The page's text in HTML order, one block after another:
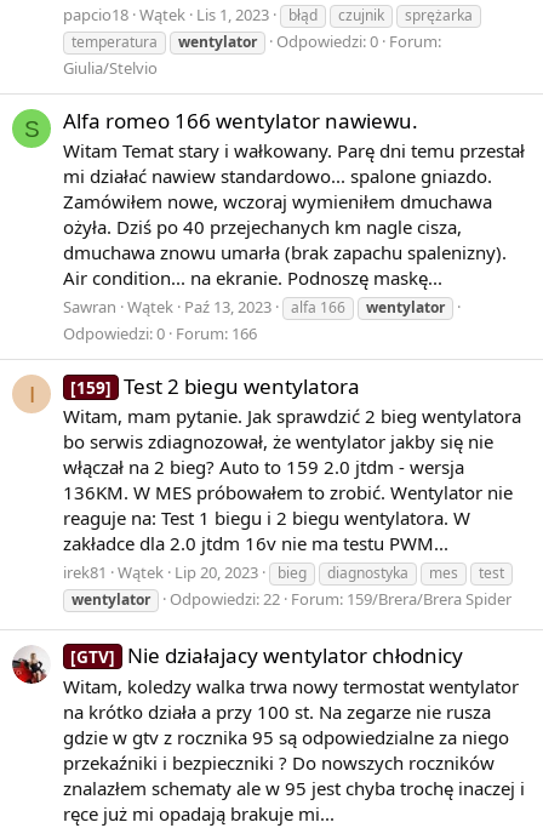
papcio18 Wątek Lis 1, 2023 błąd czujnik
sprężarka
temperatura
wentylator Odpowiedzi: 0 Forum:
Giulia/Stelvio
S Alfa romeo 166 wentylator nawiewu.
Witam Temat stary i wałkowany. Parę dni temu przestał
mi działać nawiew standardowo... spalone gniazdo.
Zamówiłem nowe, wczoraj wymieniłem dmuchawa
ożyła. Dziś po 40 przejechanych km nagle cisza,
dmuchawa znowu umarła (brak zapachu spalenizny).
Air condition... na ekranie. Podnoszę maskę...
Sawran Wątek Paź 13, 2023 alfa 166 wentylator
Odpowiedzi: 0 Forum: 166
I [159] Test 2 biegu wentylatora
Witam, mam pytanie. Jak sprawdzić 2 bieg wentylatora
bo serwis zdiagnozował, że wentylator jakby się nie
włączał na 2 bieg? Auto to 159 2.0 jtdm - wersja
136KM. W MES próbowałem to zrobić. Wentylator nie
reaguje na: Test 1 biegu i 2 biegu wentylatora. W
zakładce dla 2.0 jtdm 16v nie ma testu PWM...
irek81 Wątek Lip 20, 2023 bieg diagnostyka mes
test
wentylator
Odpowiedzi: 22 Forum: 159/Brera/Brera Spider
[GTV] Nie działajacy wentylator chłodnicy
Witam, koledzy walka trwa nowy termostat wentylator
na krótko działa a przy 100 st. Na zegarze nie rusza
gdzie w gtv z rocznika 95 są odpowiedzialne za niego
przekaźniki i bezpieczniki ? Do nowszych roczników
znalazłem schematy ale w 95 jest chyba trochę inaczej i
ręce już mi opadają brakuje mi...